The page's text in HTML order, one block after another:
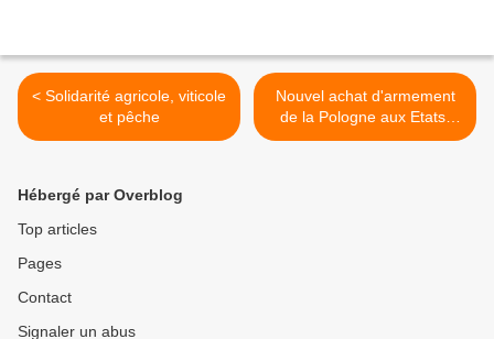
< Solidarité agricole, viticole
et pêche
Nouvel achat d'armement
de la Pologne aux Etats-
Unis - réaction >
Hébergé par Overblog
Top articles
Pages
Contact
Signaler un abus